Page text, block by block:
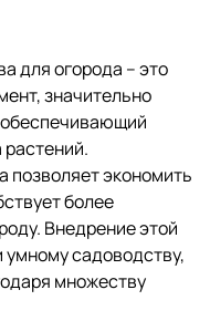
для огорода – это
значительно
позволяет экономить
более
Внедрение этой
садоводству,
множеству